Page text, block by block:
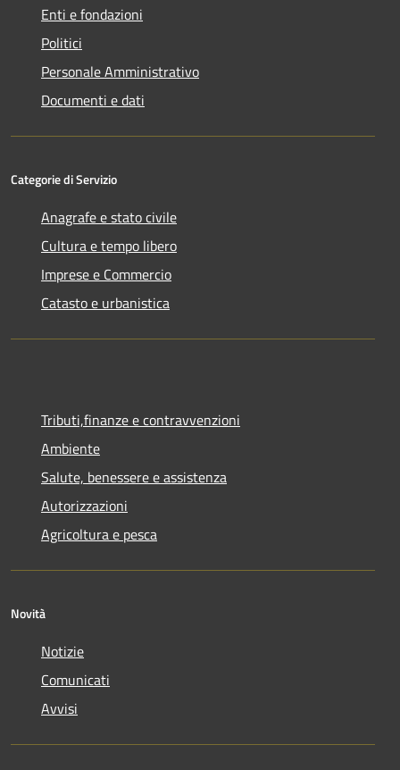
Enti e fondazioni
Politici
Personale Amministrativo
Documenti e dati
Categorie di Servizio
Anagrafe e stato civile
Cultura e tempo libero
Imprese e Commercio
Catasto e urbanistica
Tributi,finanze e contravvenzioni
Ambiente
Salute, benessere e assistenza
Autorizzazioni
Agricoltura e pesca
Novità
Notizie
Comunicati
Avvisi